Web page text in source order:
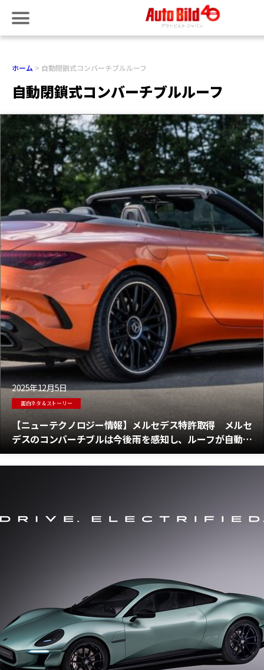
ホーム 自動閉鎖式コンバーチブルルーフ
自動閉鎖式コンバーチブルルーフ
2025年12月5日
面白ネタ＆ストーリー
【ニューテクノロジー情報】メルセデス特許取得 メルセ
デスのコンバーチブルは今後雨を感知し、ルーフが自動的
に閉じるようになる